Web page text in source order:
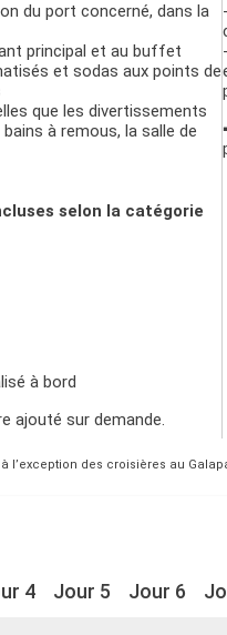
du port concerné, dans la
principal et au buffet
et sodas aux points de
que les divertissements
à remous, la salle de
selon la catégorie
à bord
sur demande.
l’exception des croisières au
4 Jour 5 Jour 6